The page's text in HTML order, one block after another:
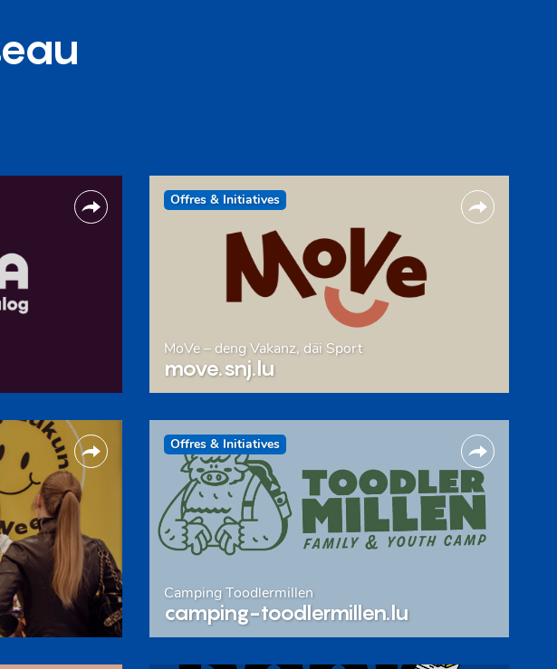
Offres & Initiatives
MoVe – deng Vakanz, däi Sport
move.snj.lu
Offres & Initiatives
Camping Toodlermillen
camping-toodlermillen.lu